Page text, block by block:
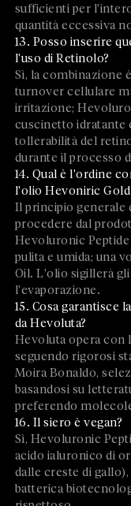
sufficienti per
quantità eccessiva
13. Posso inserire
l'uso di Retinolo?
Sì, la combinazione
turnover cellulare
irritazione;
cuscinetto idratante
tollerabilità del
durante il processo
14. Qual è l'ordine
l'olio Hevoniric Gold
Il principio generale
procedere dal
Hevoluronic
pulita e umida; una
Oil. L'olio sigillerà
l'evaporazione.
15. Cosa garantisce
da Hevoluta?
Hevoluta opera con
seguendo rigorosi
Moira Bonaldo,
basandosi su
preferendo
16. Il siero è vegan?
Sì, Hevoluronic
acido ialuronico di
dalle creste di
batterica